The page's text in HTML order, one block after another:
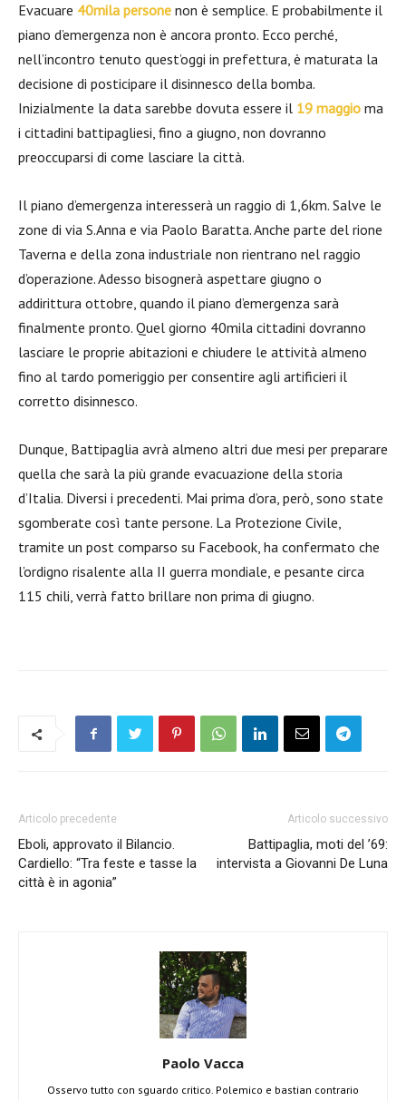
Evacuare 40mila persone non è semplice. E probabilmente il
piano d’emergenza non è ancora pronto. Ecco perché,
nell’incontro tenuto quest’oggi in prefettura, è maturata la
decisione di posticipare il disinnesco della bomba.
Inizialmente la data sarebbe dovuta essere il 19 maggio ma
i cittadini battipagliesi, fino a giugno, non dovranno
preoccuparsi di come lasciare la città.
Il piano d’emergenza interesserà un raggio di 1,6km. Salve le
zone di via S.Anna e via Paolo Baratta. Anche parte del rione
Taverna e della zona industriale non rientrano nel raggio
d’operazione. Adesso bisognerà aspettare giugno o
addirittura ottobre, quando il piano d’emergenza sarà
finalmente pronto. Quel giorno 40mila cittadini dovranno
lasciare le proprie abitazioni e chiudere le attività almeno
fino al tardo pomeriggio per consentire agli artificieri il
corretto disinnesco.
Dunque, Battipaglia avrà almeno altri due mesi per preparare
quella che sarà la più grande evacuazione della storia
d’Italia. Diversi i precedenti. Mai prima d’ora, però, sono state
sgomberate così tante persone. La Protezione Civile,
tramite un post comparso su Facebook, ha confermato che
l’ordigno risalente alla II guerra mondiale, e pesante circa
115 chili, verrà fatto brillare non prima di giugno.
Articolo precedente
Eboli, approvato il Bilancio.
Cardiello: “Tra feste e tasse la
città è in agonia”
Articolo successivo
Battipaglia, moti del ’69:
intervista a Giovanni De Luna
Paolo Vacca
Osservo tutto con sguardo critico. Polemico e bastian contrario